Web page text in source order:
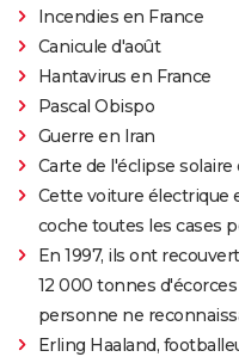
Incendies en France
Canicule d'août
Hantavirus en France
Pascal Obispo
Guerre en Iran
Carte de l'éclipse solaire
Cette voiture électrique
coche toutes les cases
En 1997, ils ont
12 000 tonnes
personne ne
Erling Haaland,